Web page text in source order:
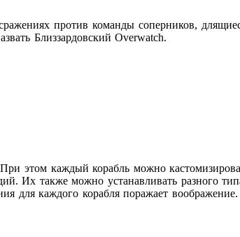
против команды соперников,
Близзардовский Overwatch.
При этом каждый корабль можно
Их также можно устанавливать разного
для каждого корабля поражает воображение.